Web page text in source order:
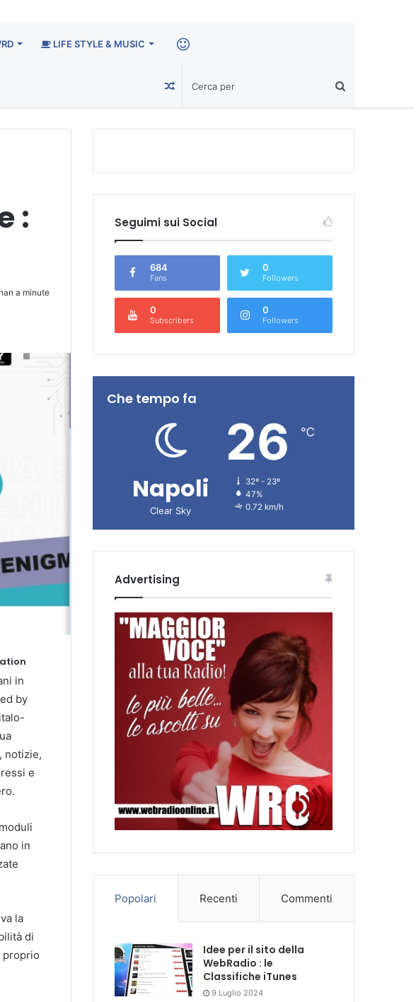
LIFE STYLE & MUSIC
Un
Articolo
a
:
a minute
in
by
notizie,
e
in
la
di
proprio
Seguimi sui Social
684
Fans
0
Followers
0
Subscribers
0
Followers
Che tempo fa
Napoli
Clear Sky
26 ℃
32º - 23º
47%
0.72 km/h
Advertising
Popolari Recenti Commenti
Idee per il sito della
WebRadio : le
Classifiche iTunes
9 Luglio 2024